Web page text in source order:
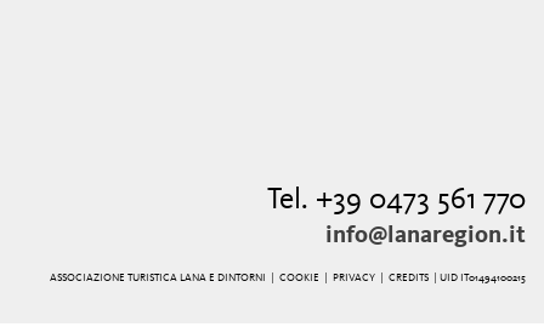
Tel. +39 0473 561 770
info@lanaregion.it
ASSOCIAZIONE TURISTICA LANA E DINTORNI | COOKIE PRIVACY| CREDITS | UID IT01494100215